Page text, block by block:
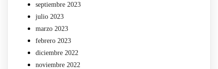
septiembre 2023
julio 2023
marzo 2023
febrero 2023
diciembre 2022
noviembre 2022